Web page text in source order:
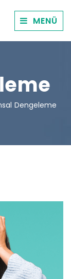
MENÜ
Dengeleme